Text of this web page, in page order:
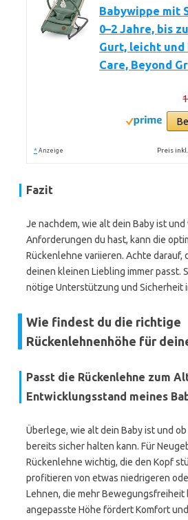
Babywippe mit
0–2 Jahre, bis
Gurt, leicht und
Care, Beyond
* Anzeige Preis
Fazit
Je nachdem, wie alt dein Baby ist
Anforderungen du hast, kann die
Rückenlehne variieren. Achte darauf,
deinen kleinen Liebling immer passt.
nötige Unterstützung und Sicherheit
Wie findest du die richtige
Rückenlehnenhöhe für
Passt die Rückenlehne zum
Entwicklungsstand meines
Überlege, wie alt dein Baby ist und
bereits sicher halten kann. Für
Rückenlehne wichtig, die den Kopf
profitieren von etwas niedrigeren
Lehnen, die mehr Bewegungsfreiheit
angepasste Höhe fördert Komfort